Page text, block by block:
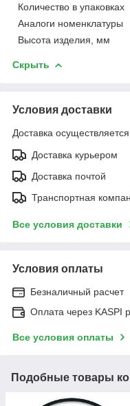
Количество в упаковках
Аналоги номенклатуры
Высота изделия, мм
Скрыть
Условия доставки
Доставка
Доставка курьером
Доставка почтой
Транспортная
Все условия доставки
Условия оплаты
Безналичный расчет
Оплата через KASPI
Все условия оплаты
Подобные товары